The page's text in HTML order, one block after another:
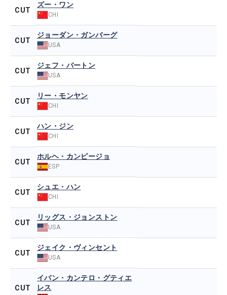
CUT
ズー・ワン
CHI
CUT
ジョーダン・ガンバーグ
USA
CUT
ジェフ・バートン
USA
CUT
リー・モンヤン
CHI
CUT
ハン・ジン
CHI
CUT
ホルヘ・カンピージョ
ESP
CUT
シュエ・ハン
CHI
CUT
リッグス・ジョンストン
USA
CUT
ジェイク・ヴィンセント
USA
CUT
イバン・カンテロ・グティエ
レス